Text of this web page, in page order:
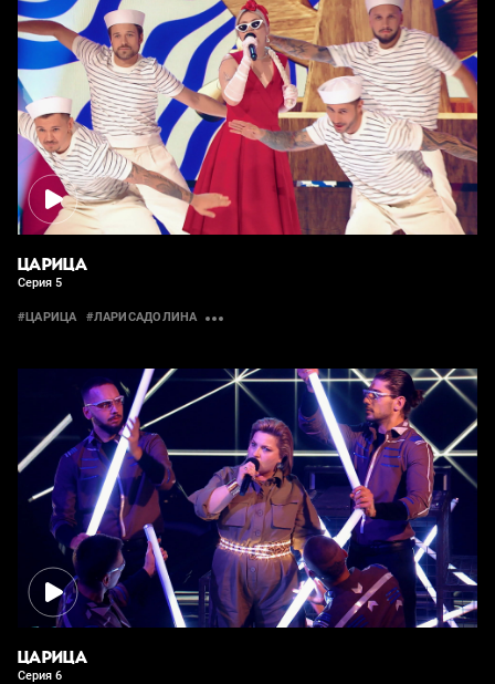
ЦАРИЦА
Серия 5
#ЦАРИЦА #ЛАРИСАДОЛИНА
ЦАРИЦА
Серия 6